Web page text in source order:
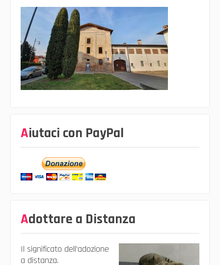
Aiutaci con PayPal
Adottare a Distanza
Il significato dell’adozione
a distanza.